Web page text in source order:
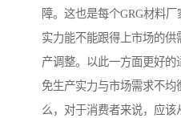
障。这也是每个GRG材料
实力能不能跟得上市场的
产调整。以此一方面更好
免生产实力与市场需求不
么，对于消费者来说，应该